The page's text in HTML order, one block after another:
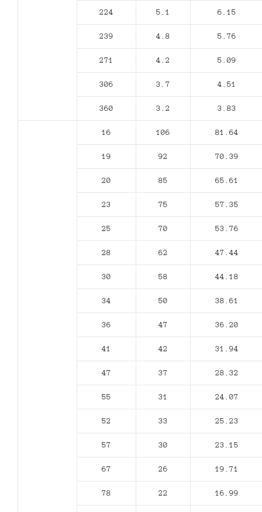
224 5.1 6.15
239 4.8 5.76
271 4.2 5.09
306 3.7 4.51
360 3.2 3.83
16 106 81.64
19 92 70.39
20 85 65.61
23 75 57.35
25 70 53.76
28 62 47.44
30 58 44.18
34 50 38.61
36 47 36.20
41 42 31.94
47 37 28.32
55 31 24.07
52 33 25.23
57 30 23.15
67 26 19.71
78 22 16.99